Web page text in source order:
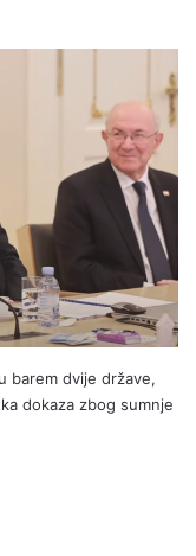
barem dvije države,
dokaza zbog sumnje